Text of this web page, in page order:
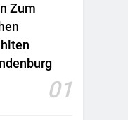
Zum
01